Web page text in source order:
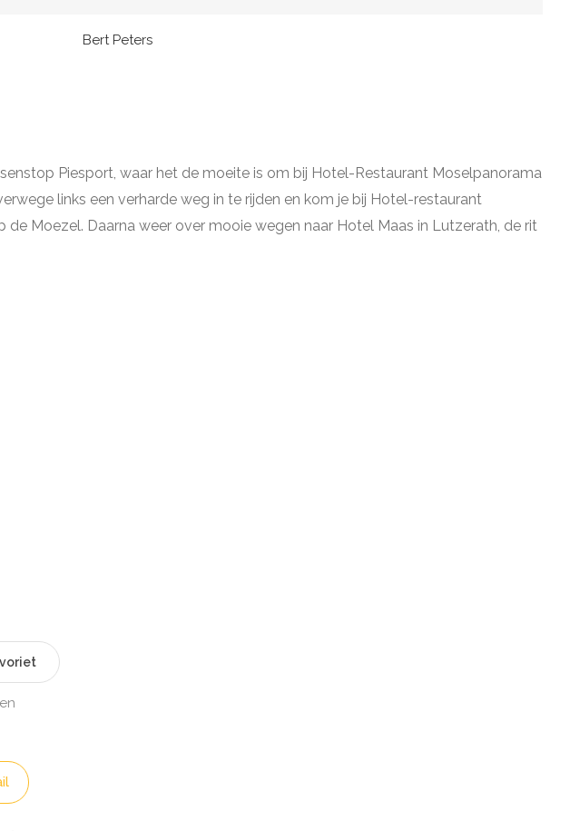
Bert Peters
Piesport, waar het de moeite is om bij Hotel-Restaurant Moselpanorama
links een verharde weg in te rijden en kom je bij Hotel-restaurant
Moezel. Daarna weer over mooie wegen naar Hotel Maas in Lutzerath, de rit